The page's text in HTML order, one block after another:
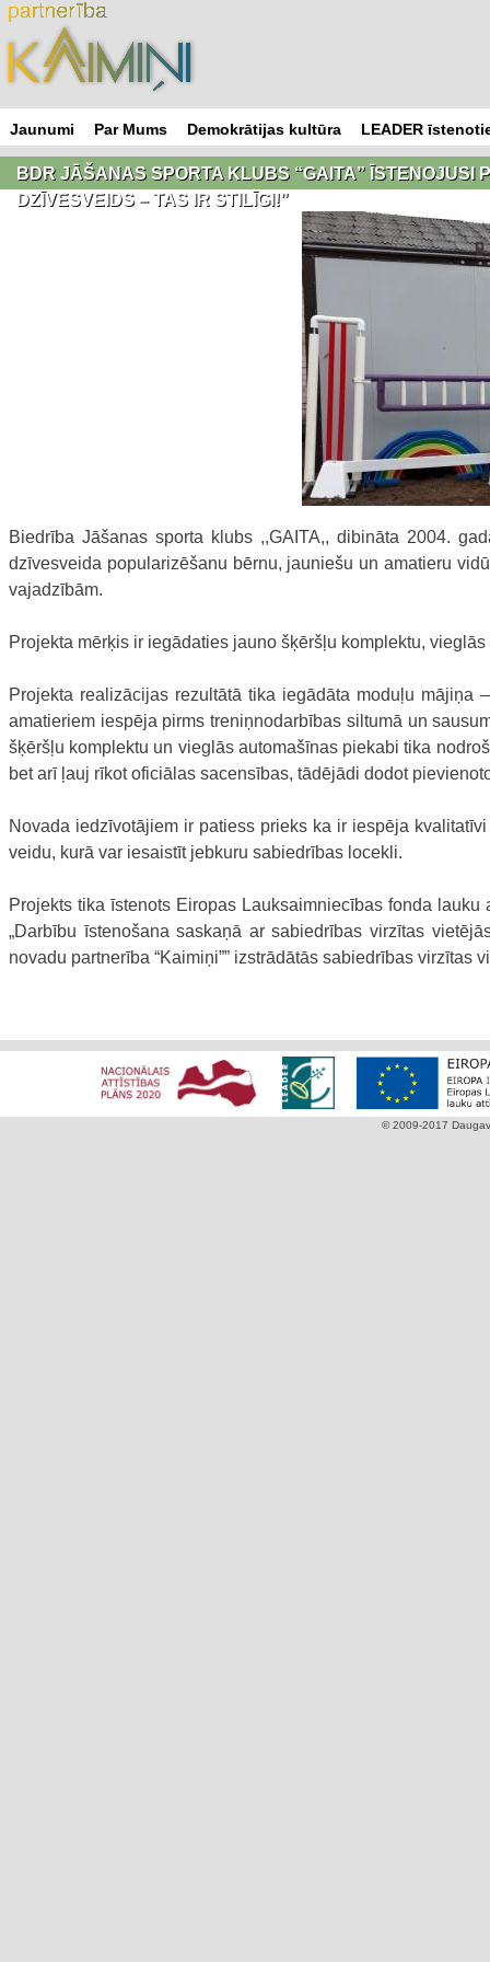
Skip
to
content
Jaunumi Par Mums Demokrātijas kultūra LEADER
BDR JĀŠANAS SPORTA KLUBS “GAITA” ĪSTENOJUSI
DZĪVESVEIDS – TAS IR STILĪGI!”
Biedrība Jāšanas sporta klubs ,,GAITA,, dibināta 2004.
dzīvesveida popularizēšanu bērnu, jauniešu un amatieru
vajadzībām.
Projekta mērķis ir iegādaties jauno šķēršļu komplektu,
Projekta realizācijas rezultātā tika iegādāta moduļu mājiņa
amatieriem iespēja pirms treniņnodarbības siltumā un
šķēršļu komplektu un vieglās automašīnas piekabi tika
bet arī ļauj rīkot oficiālas sacensības, tādējādi dodot
Novada iedzīvotājiem ir patiess prieks ka ir iespēja
veidu, kurā var iesaistīt jebkuru sabiedrības locekli.
Projekts tika īstenots Eiropas Lauksaimniecības fonda
„Darbību īstenošana saskaņā ar sabiedrības virzītas
novadu partnerība “Kaimiņi”” izstrādātās sabiedrības
© 2009-2017